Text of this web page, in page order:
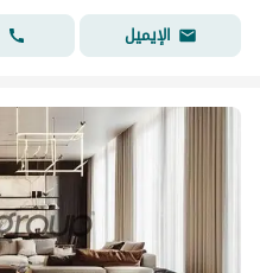
الإيميل